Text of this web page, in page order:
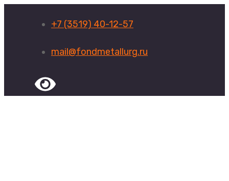
+7 (3519) 40-12-57
mail@fondmetallurg.ru